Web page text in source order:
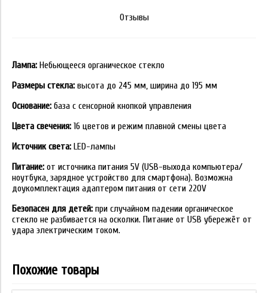
Отзывы
Лампа: Небьющееся органическое стекло
Размеры стекла: высота до 245 мм, ширина до 195 мм
Основание: база с сенсорной кнопкой управления
Цвета свечения: 16 цветов и режим плавной смены цвета
Источник света: LED-лампы
Питание: от источника питания 5V (USB-выхода компьютера/
ноутбука, зарядное устройство для смартфона). Возможна
доукомплектация адаптером питания от сети 220V
Безопасен для детей: при случайном падении органическое
стекло не разбивается на осколки. Питание от USB убережёт от
удара электрическим током.
Похожие товары